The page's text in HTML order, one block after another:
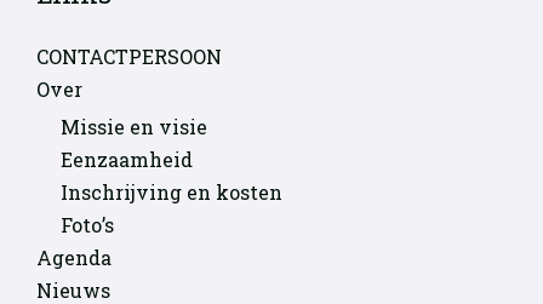
CONTACTPERSOON
Over
Missie en visie
Eenzaamheid
Inschrijving en kosten
Foto’s
Agenda
Nieuws